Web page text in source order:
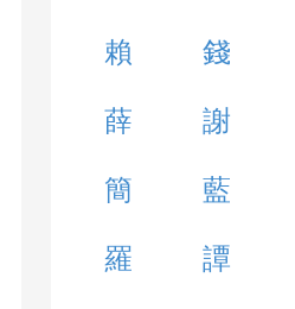
賴 錢
薛 謝
簡 藍
羅 譚